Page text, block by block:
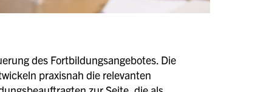
des Fortbildungsangebotes. Die
praxisnah die relevanten